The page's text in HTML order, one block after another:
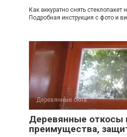
Как аккуратно снять стеклопакет
Подробная инструкция с фото и
Деревянные окна
Деревянные откосы
преимущества,